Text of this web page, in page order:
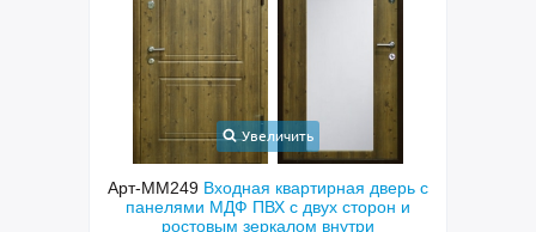
Увеличить
Арт-ММ249 Входная квартирная дверь с
панелями МДФ ПВХ с двух сторон и
ростовым зеркалом внутри